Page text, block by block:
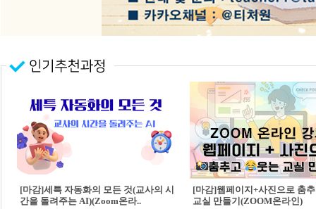
[마감]세특 자동화의 모든 것(교사의 시
간을 돌려주는 AI)(Zoom온라..
[마감]웹페이지+사진으로 춤
교실 만들기(ZOOM온라인)